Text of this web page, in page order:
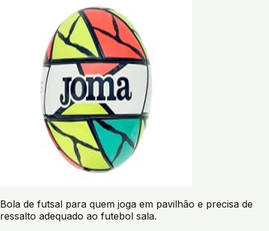
Bola de futsal para quem joga em pavilhão e precisa de
ressalto adequado ao futebol sala.